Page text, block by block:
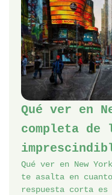
Qué ver en
completa de
Qué ver en New
te asalta en
respuesta corta es